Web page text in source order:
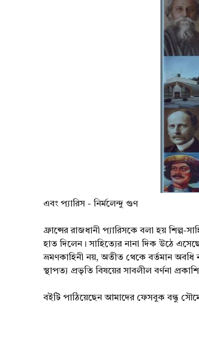
এবং প্যারিস - নির্মলেন্দু গুণ
ফ্রান্সের রাজধানী প্যারিসকে বলা হয় শিল্প-
হাত দিলেন। সাহিত্যের নানা দিক উঠে
ভ্রমণকাহিনী নয়, অতীত থেকে বর্তমান অবধি
স্থাপত্য প্রভৃতি বিষয়ের সাবলীল বর্ণনা
বইটি পাঠিয়েছেন আমাদের ফেসবুক বন্ধু